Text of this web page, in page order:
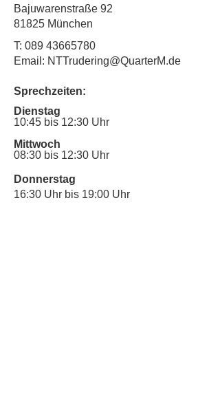
Bajuwarenstraße 92
81825 München
T: 089 43665780
Email: NTTrudering@QuarterM.de
Sprechzeiten:
Dienstag
10:45 bis 12:30 Uhr
Mittwoch
08:30 bis 12:30 Uhr
Donnerstag
16:30 Uhr bis 19:00 Uhr